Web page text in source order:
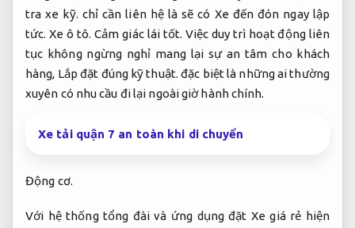
tra xe kỹ. chỉ cần liên hệ là sẽ có Xe đến đón ngay lập
tức.Xe ô tô. Cảm giác lái tốt. Việc duy trì hoạt động liên
tục không ngừng nghỉ mang lại sự an tâm cho khách
hàng, Lắp đặt đúng kỹ thuật. đặc biệt là những ai thường
xuyên có nhu cầu đi lại ngoài giờ hành chính.
Xe tải quận 7 an toàn khi di chuyển
Động cơ.
Với hệ thống tổng đài và ứng dụng đặt Xe giá rẻ hiện